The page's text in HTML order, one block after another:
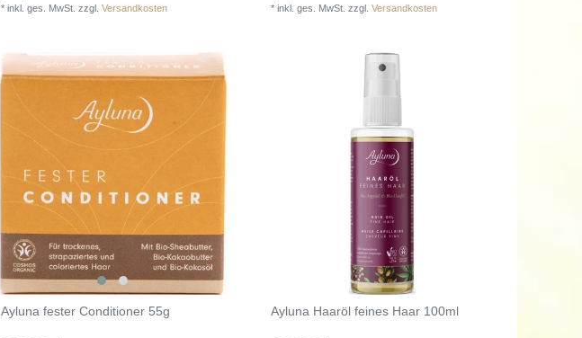
*inkl. ges. MwSt. zzgl.Versandkosten
*inkl. ges. MwSt. zzgl.Versandkosten
Ayluna fester Conditioner 55g Ayluna Haaröl feines Haar 100ml